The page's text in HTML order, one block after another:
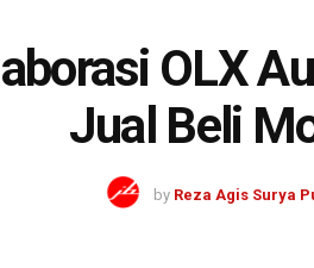
OLX
Jual Beli
by Reza Agis Surya